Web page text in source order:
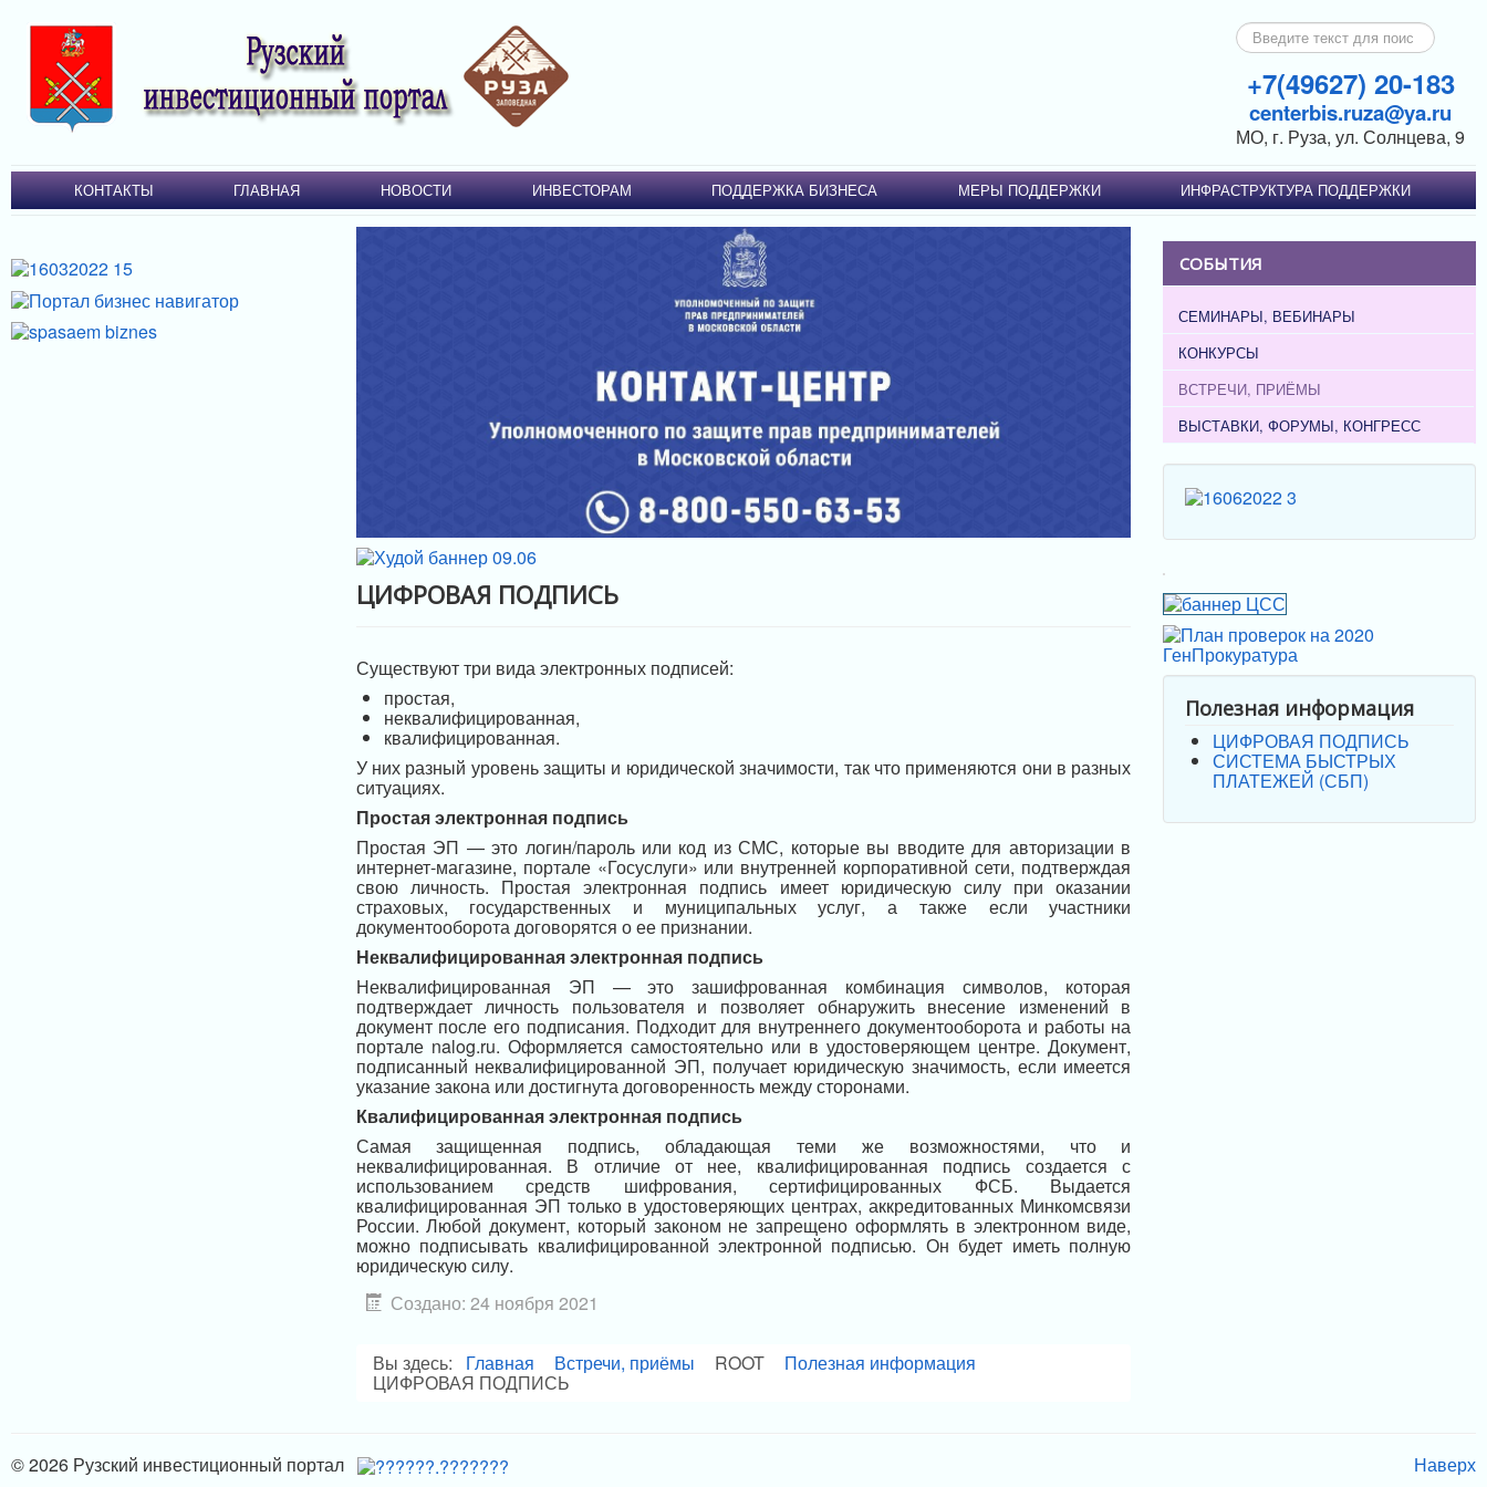
Искать...
+7(49627) 20-183
centerbis.ruza@ya.ru
МО, г. Руза, ул. Солнцева, 9
КОНТАКТЫ ГЛАВНАЯ НОВОСТИ ИНВЕСТОРАМ ПОДДЕРЖКА БИЗНЕСА МЕРЫ ПОДДЕРЖКИ ИНФРАСТРУКТУРА ПОДДЕРЖКИ
ЦИФРОВАЯ ПОДПИСЬ
Существуют три вида электронных подписей:
простая,
неквалифицированная,
квалифицированная.
У них разный уровень защиты и юридической значимости, так что применяются они в разных
ситуациях.
Простая электронная подпись
Простая ЭП — это логин/пароль или код из СМС, которые вы вводите для авторизации в
интернет‑магазине, портале «Госуслуги» или внутренней корпоративной сети, подтверждая
свою личность. Простая электронная подпись имеет юридическую силу при оказании
страховых, государственных и муниципальных услуг, а также если участники
документооборота договорятся о ее признании.
Неквалифицированная электронная подпись
Неквалифицированная ЭП — это зашифрованная комбинация символов, которая
подтверждает личность пользователя и позволяет обнаружить внесение изменений в
документ после его подписания. Подходит для внутреннего документооборота и работы на
портале nalog.ru. Оформляется самостоятельно или в удостоверяющем центре. Документ,
подписанный неквалифицированной ЭП, получает юридическую значимость, если имеется
указание закона или достигнута договоренность между сторонами.
Квалифицированная электронная подпись
Самая защищенная подпись, обладающая теми же возможностями, что и
неквалифицированная. В отличие от нее, квалифицированная подпись создается с
использованием средств шифрования, сертифицированных ФСБ. Выдается
квалифицированная ЭП только в удостоверяющих центрах, аккредитованных Минкомсвязи
России. Любой документ, который законом не запрещено оформлять в электронном виде,
можно подписывать квалифицированной электронной подписью. Он будет иметь полную
юридическую силу.
Создано: 24 ноября 2021
Вы здесь: Главная Встречи, приёмы ROOT Полезная информация
ЦИФРОВАЯ ПОДПИСЬ
СОБЫТИЯ
СЕМИНАРЫ, ВЕБИНАРЫ
КОНКУРСЫ
ВСТРЕЧИ, ПРИЁМЫ
ВЫСТАВКИ, ФОРУМЫ, КОНГРЕСС
Полезная информация
ЦИФРОВАЯ ПОДПИСЬ
СИСТЕМА БЫСТРЫХ
ПЛАТЕЖЕЙ (СБП)
Наверх
© 2026 Рузский инвестиционный портал